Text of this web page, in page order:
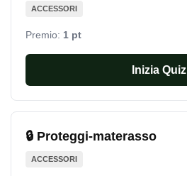
ACCESSORI
Premio: 1 pt
Inizia Quiz
🔒 Proteggi-materasso
ACCESSORI